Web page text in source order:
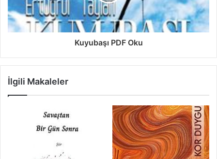
Kuyubaşı PDF Oku
İlgili Makaleler